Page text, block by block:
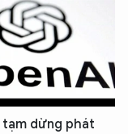
tạm dừng phát